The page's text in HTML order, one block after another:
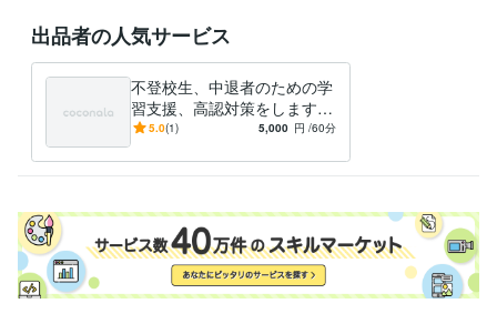
出品者の人気サービス
不登校生、中退者のための学
習支援、高認対策をします
小・中不登校生への学習支
対策です！
5.0(1) 5,000 円 /60分